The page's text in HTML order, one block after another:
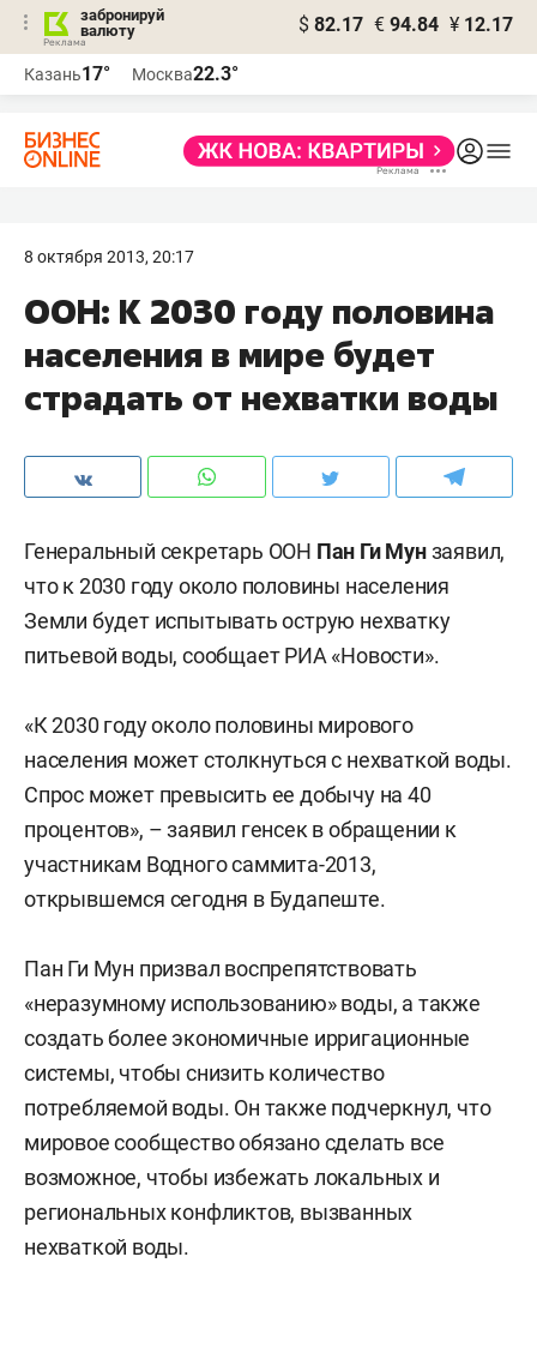
забронируй
валюту
$ 82.17 € 94.84 ¥ 12.17
Казань17° Москва22.3°
8 октября 2013, 20:17
ООН: К 2030 году половина
населения в мире будет
страдать от нехватки воды
Генеральный секретарь ООН Пан Ги Мунзаявил,
что к 2030 году около половины населения
Земли будет испытывать острую нехватку
питьевой воды, сообщает РИА «Новости».
«К 2030 году около половины мирового
населения может столкнуться с нехваткой воды.
Спрос может превысить ее добычу на 40
процентов», – заявил генсек в обращении к
участникам Водного саммита-2013,
открывшемся сегодня в Будапеште.
Пан Ги Мун призвал воспрепятствовать
«неразумному использованию» воды, а также
создать более экономичные ирригационные
системы, чтобы снизить количество
потребляемой воды. Он также подчеркнул, что
мировое сообщество обязано сделать все
возможное, чтобы избежать локальных и
региональных конфликтов, вызванных
нехваткой воды.